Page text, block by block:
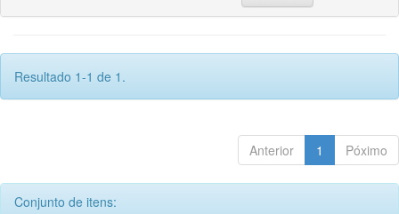
Resultado 1-1 de 1.
Anterior 1 Póximo
Conjunto de itens: